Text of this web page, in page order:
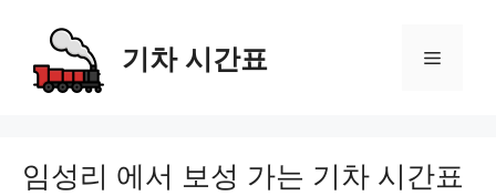
content
기차 시간표 Menu
임성리 에서 보성 가는 기차 시간표